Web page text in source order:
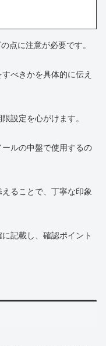
点に注意が必要です。
べきかを具体的に伝え
設定を心がけます。
ルの中盤で使用するの
ることで、丁寧な印象
記載し、確認ポイント